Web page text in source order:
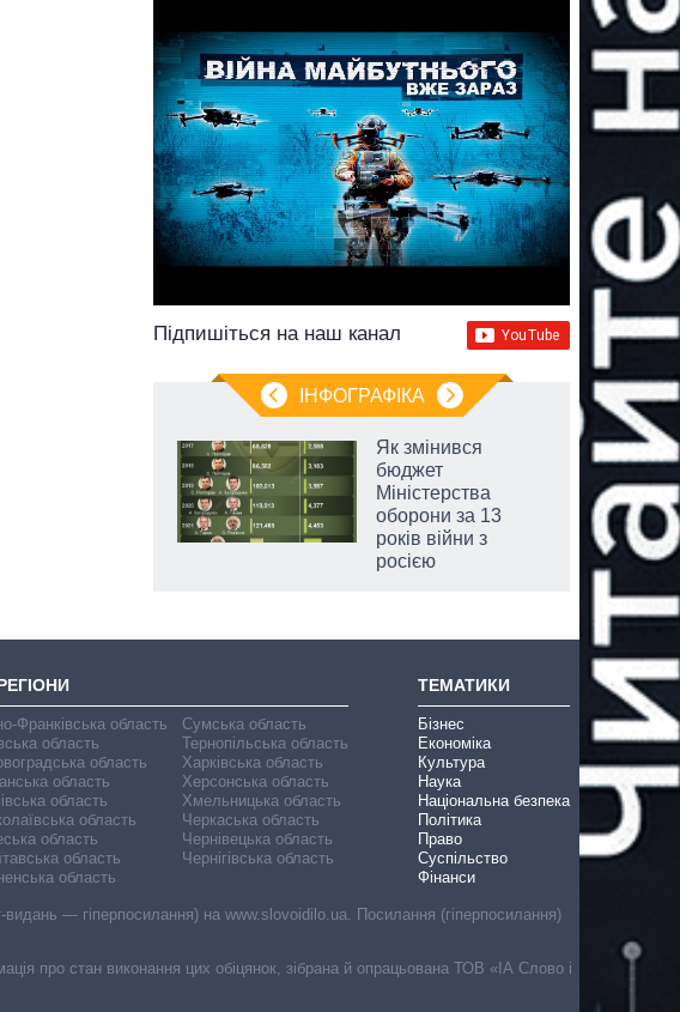
Підпишіться на наш канал
ІНФОГРАФІКА
Як змінився
бюджет
Міністерства
оборони за 13
років війни з
росією
Франківська область
область
область
область
область
область
область
область
область
Сумська область
Тернопільська область
Харківська область
Херсонська область
Хмельницька область
Черкаська область
Чернівецька область
Чернігівська область
ТЕМАТИКИ
Бізнес
Економіка
Культура
Наука
Національна безпека
Політика
Право
Суспільство
Фінанси
видань — гіперпосилання) на www.slovoidilo.ua. Посилання (гіперпосилання)
про стан виконання цих обіцянок, зібрана й опрацьована ТОВ «ІА Слово і